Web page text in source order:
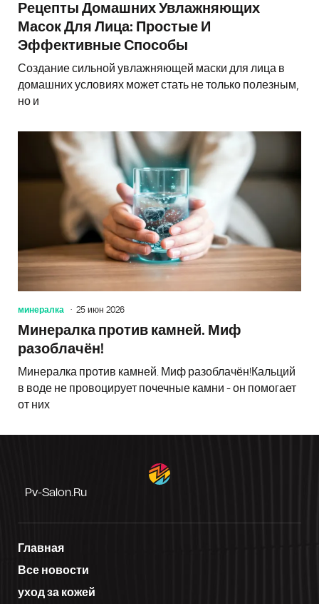
Рецепты Домашних Увлажняющих
Масок Для Лица: Простые И
Эффективные Способы
Создание сильной увлажняющей маски для лица в
домашних условиях может стать не только полезным,
но и
минералка 25 июн 2026
Минералка против камней. Миф
разоблачён!
Минералка против камней. Миф разоблачён!Кальций
в воде не провоцирует почечные камни - он помогает
от них
Pv-Salon.ru
Главная
Все новости
уход за кожей